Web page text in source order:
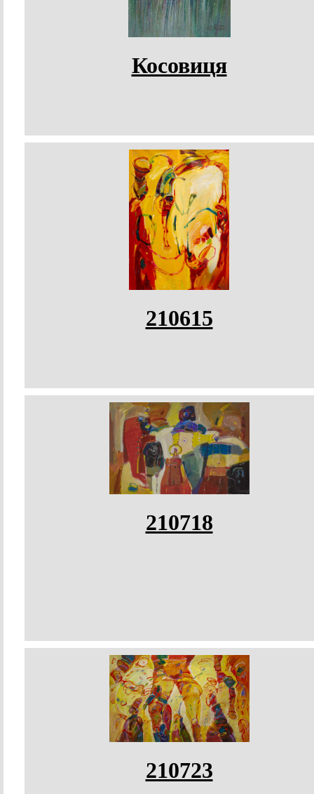
Косовиця
210615
210718
210723